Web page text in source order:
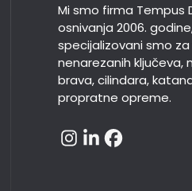
Mi smo firma Tempus
osnivanja 2006.
specijalizovani smo
nenarezanih ključeva,
brava, cilindara,
propratne opreme.